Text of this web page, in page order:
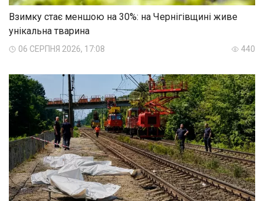
Взимку стає меншою на 30%: на Чернігівщині живе
унікальна тварина
06 СЕРПНЯ 2026, 17:08 440